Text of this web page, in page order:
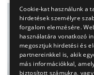
Cookie-kat használunk a
hirdetések személyre
forgalom elemzésére.
használatára vonatkozó
megosztjuk hirdetési és
partnereinkkel is, akik
más információkkal,
biztosított számukra,